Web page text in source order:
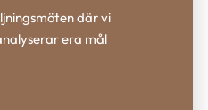
där vi
era mål